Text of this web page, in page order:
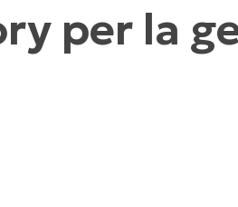
GUARDA UNA DEMO
GUARDA UNA DEMO
GUARDA UNA DEMO
GUARDA UNA DEMO
per la